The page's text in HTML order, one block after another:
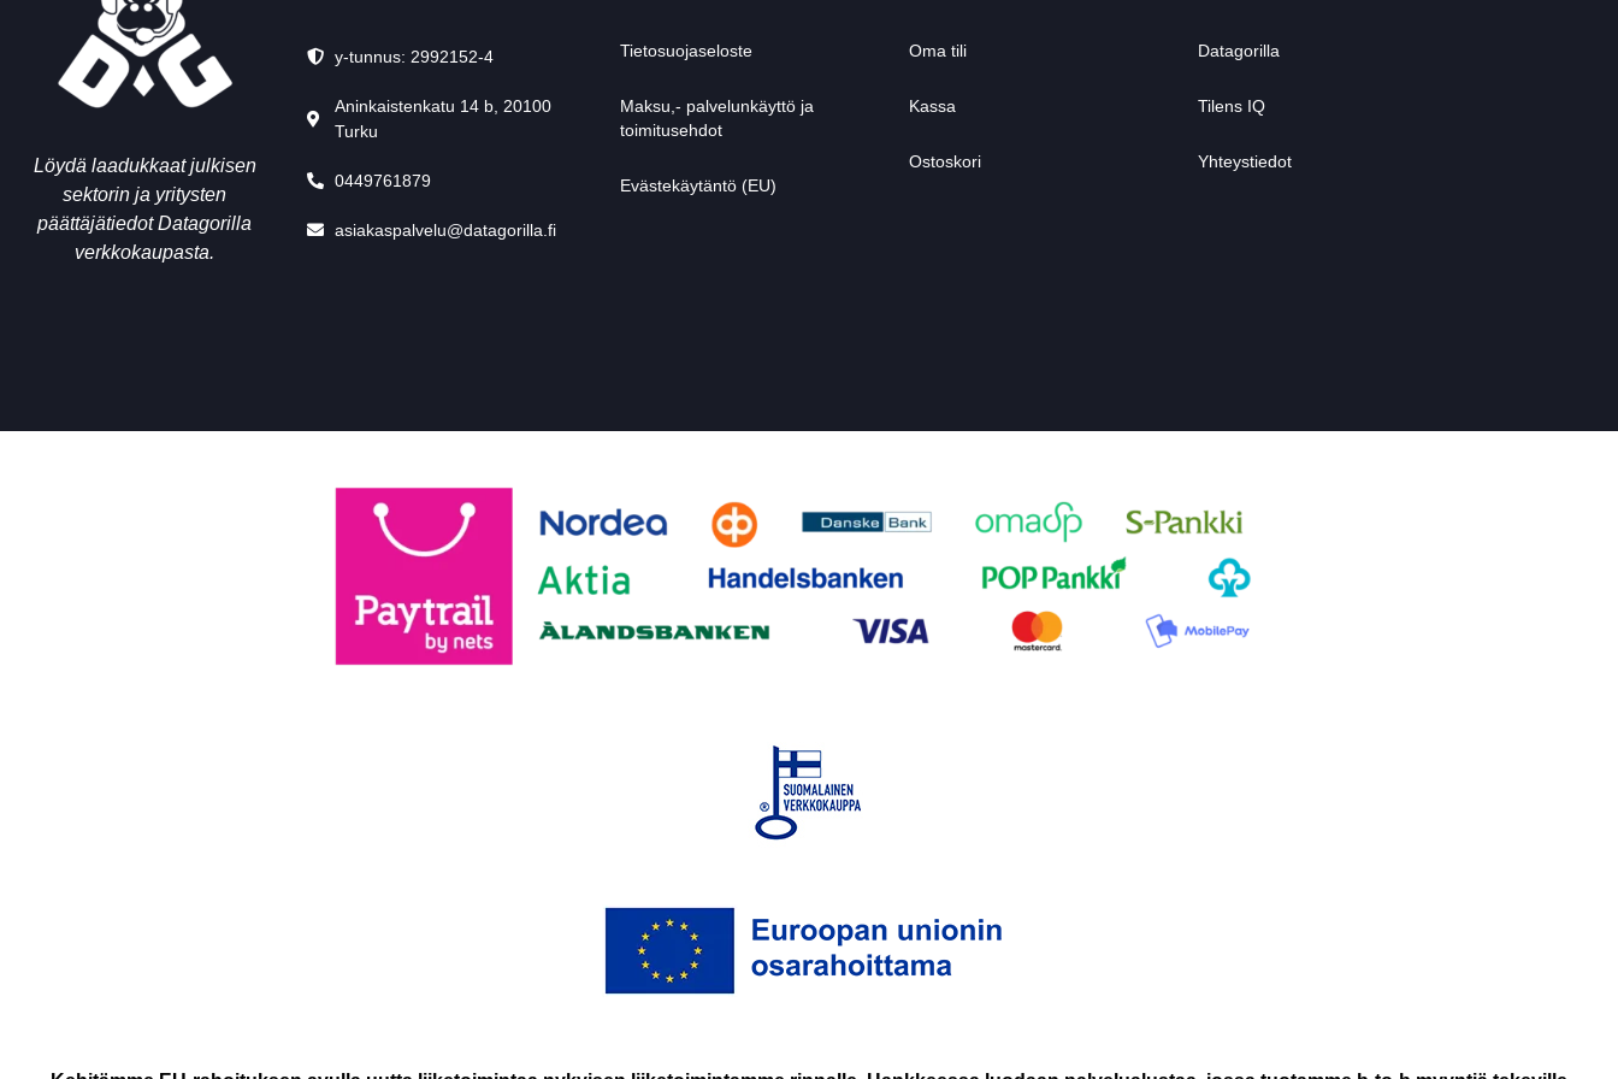
Löydä laadukkaat julkisen
sektorin ja yritysten
päättäjätiedot Datagorilla
verkkokaupasta.
y-tunnus: 2992152-4
Aninkaistenkatu 14 b, 20100
Turku
0449761879
asiakaspalvelu@datagorilla.fi
Tietosuojaseloste
Maksu,- palvelunkäyttö ja
toimitusehdot
Evästekäytäntö (EU)
Oma tili
Kassa
Ostoskori
Datagorilla
Tilens IQ
Yhteystiedot